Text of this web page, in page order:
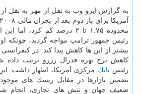
به گزارش ایزو وب به نقل از مهر به نقل از
محدوده ۱.۷۵ تا ۲ درصد كم كرد،
رئیس جمهور ترامپ مواجه گردید، چونكه
بیشتر از این ها كاهش پیدا كند. در
كاهش نرخ بهره فدرال رزرو ترتیب داده
رئیس بانك مركزی آمریكا، اظهار داشت:
تضمین بازارها در مقابل ریسك های
ضعیف جهان و تنش های تجاری، انجام